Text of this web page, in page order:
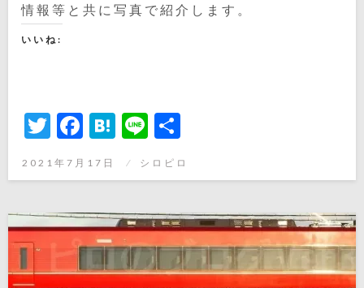
情報等と共に写真で紹介します。
いいね:
Twitter
Facebook
Hatena
Line
投
日:
2021年7月17日 シロピロ